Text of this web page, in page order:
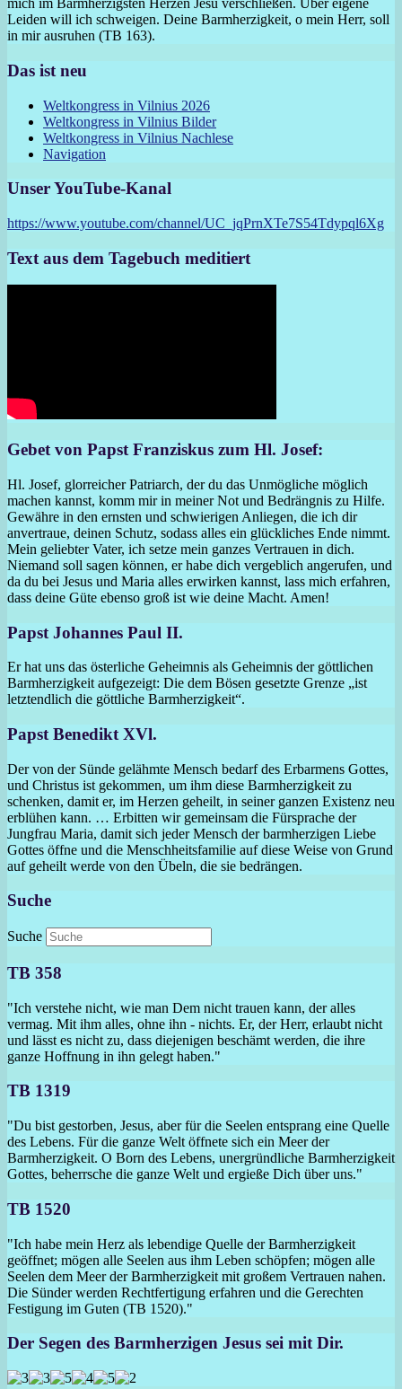
mich im Barmherzigsten Herzen Jesu verschließen. Über eigene
Leiden will ich schweigen. Deine Barmherzigkeit, o mein Herr, soll
in mir ausruhen (TB 163).
Das ist neu
Weltkongress in Vilnius 2026
Weltkongress in Vilnius Bilder
Weltkongress in Vilnius Nachlese
Navigation
Unser YouTube-Kanal
https://www.youtube.com/channel/UC_jqPrnXTe7S54Tdypql6Xg
Text aus dem Tagebuch meditiert
Gebet von Papst Franziskus zum Hl. Josef:
Hl. Josef, glorreicher Patriarch, der du das Unmögliche möglich
machen kannst, komm mir in meiner Not und Bedrängnis zu Hilfe.
Gewähre in den ernsten und schwierigen Anliegen, die ich dir
anvertraue, deinen Schutz, sodass alles ein glückliches Ende nimmt.
Mein geliebter Vater, ich setze mein ganzes Vertrauen in dich.
Niemand soll sagen können, er habe dich vergeblich angerufen, und
da du bei Jesus und Maria alles erwirken kannst, lass mich erfahren,
dass deine Güte ebenso groß ist wie deine Macht. Amen!
Papst Johannes Paul II.
Er hat uns das österliche Geheimnis als Geheimnis der göttlichen
Barmherzigkeit aufgezeigt: Die dem Bösen gesetzte Grenze „ist
letztendlich die göttliche Barmherzigkeit“.
Papst Benedikt XVl.
Der von der Sünde gelähmte Mensch bedarf des Erbarmens Gottes,
und Christus ist gekommen, um ihm diese Barmherzigkeit zu
schenken, damit er, im Herzen geheilt, in seiner ganzen Existenz neu
erblühen kann. … Erbitten wir gemeinsam die Fürsprache der
Jungfrau Maria, damit sich jeder Mensch der barmherzigen Liebe
Gottes öffne und die Menschheitsfamilie auf diese Weise von Grund
auf geheilt werde von den Übeln, die sie bedrängen.
Suche
Suche
TB 358
"Ich verstehe nicht, wie man Dem nicht trauen kann, der alles
vermag. Mit ihm alles, ohne ihn - nichts. Er, der Herr, erlaubt nicht
und lässt es nicht zu, dass diejenigen beschämt werden, die ihre
ganze Hoffnung in ihn gelegt haben."
TB 1319
"Du bist gestorben, Jesus, aber für die Seelen entsprang eine Quelle
des Lebens. Für die ganze Welt öffnete sich ein Meer der
Barmherzigkeit. O Born des Lebens, unergründliche Barmherzigkeit
Gottes, beherrsche die ganze Welt und ergieße Dich über uns."
TB 1520
"Ich habe mein Herz als lebendige Quelle der Barmherzigkeit
geöffnet; mögen alle Seelen aus ihm Leben schöpfen; mögen alle
Seelen dem Meer der Barmherzigkeit mit großem Vertrauen nahen.
Die Sünder werden Rechtfertigung erfahren und die Gerechten
Festigung im Guten (TB 1520)."
Der Segen des Barmherzigen Jesus sei mit Dir.